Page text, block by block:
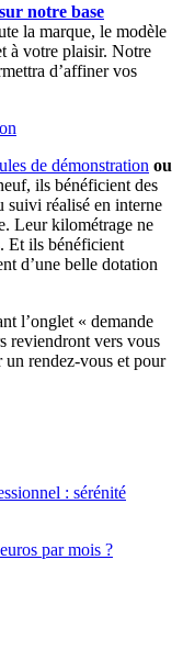
notre base
la marque, le modèle
à votre plaisir. Notre
d’affiner vos
de démonstration ou
ils bénéficient des
suivi réalisé en interne
Leur kilométrage ne
Et ils bénéficient
d’une belle dotation
l’onglet « demande
reviendront vers vous
un rendez-vous et pour
: sérénité
par mois ?